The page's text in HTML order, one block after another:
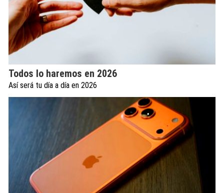
Todos lo haremos en 2026
Así será tu día a día en 2026